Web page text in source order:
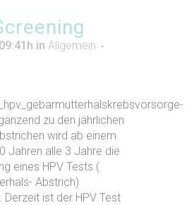
in Allgemein
zu den jährlichen
wird ab einem
Jahren alle 3 Jahre die
eines HPV Tests (
Abstrich)
Derzeit ist der HPV Test